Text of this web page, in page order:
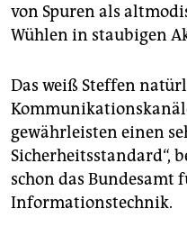
von Spuren als
Wühlen in staubigen
Das weiß Steffen
gewährleisten einen
Sicherheitsstandard“,
schon das Bundesamt
Informationstechnik.